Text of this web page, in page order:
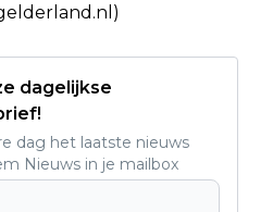
dagelijkse
dag het laatste nieuws
Nieuws in je mailbox